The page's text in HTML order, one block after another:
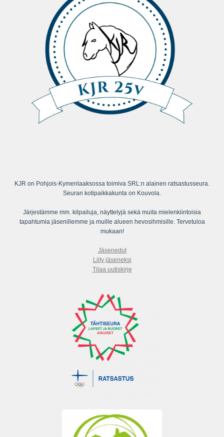
KJR on Pohjois-Kymenlaaksossa toimiva SRL:n alainen ratsastusseura.
Seuran kotipaikkakunta on Kouvola.
Järjestämme mm. kilpailuja, näyttelyjä sekä muita mielenkiintoisia
tapahtumia jäsenillemme ja muille alueen hevosihmisille. Tervetuloa
mukaan!
Jäsenedut
Liity jäseneksi
Tilaa uutiskirje